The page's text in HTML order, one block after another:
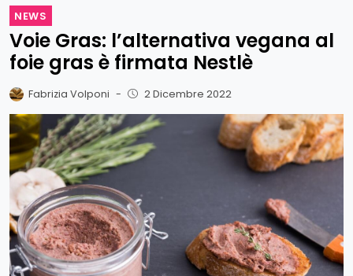
NEWS
Voie Gras: l’alternativa vegana al
foie gras è firmata Nestlè
Fabrizia Volponi - 2 Dicembre 2022